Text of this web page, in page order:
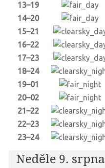
13–19
14–20
15–21
16–22
17–23
18–24
19–01
20–02
21–22
22–23
23–24
Neděle 9. srpna